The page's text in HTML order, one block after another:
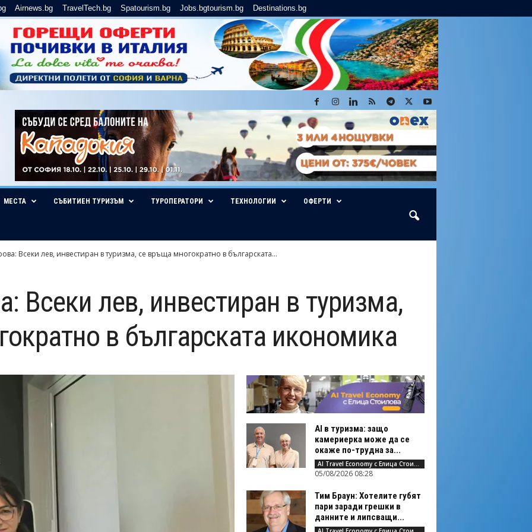
Airnews.bg TravelTech.bg Spatourism.bg Jobs.bgtourism.bg Destinations.bg
МЕСТА СЪБИТИЕН ТУРИЗЪМ ТУРОПЕРАТОРИ ТЕХНОЛОГИИ ОФЕРТИ
Всеки лев, инвестиран в туризма, се връща многократно в българската...
Всеки лев, инвестиран в туризма,
в българската икономика
AI в туризма: защо
камериерка може да се
окаже по-трудна за...
AI Travel Economy с Елица Стоилова
05/08/2026 08:28
Тим Браун: Хотелите губят
пари заради грешки в
данните и липсващи...